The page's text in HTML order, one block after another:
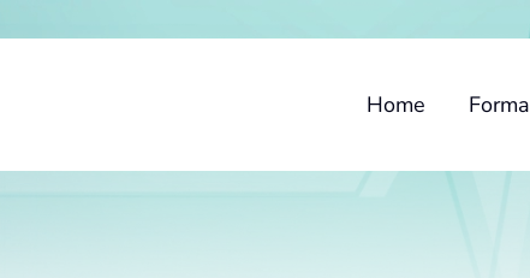
Home